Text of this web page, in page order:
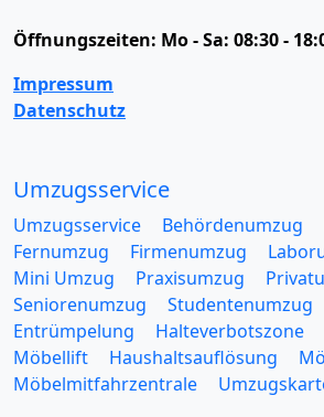
Öffnungszeiten: Mo - Sa: 08:30 -
Impressum
Datenschutz
Umzugsservice
Umzugsservice Behördenumzug
Fernumzug
Firmenumzug
Mini Umzug
Praxisumzug
Seniorenumzug
Studentenumzug
Entrümpelung
Halteverbotszone
Möbellift
Haushaltsauflösung
Möbelmitfahrzentrale